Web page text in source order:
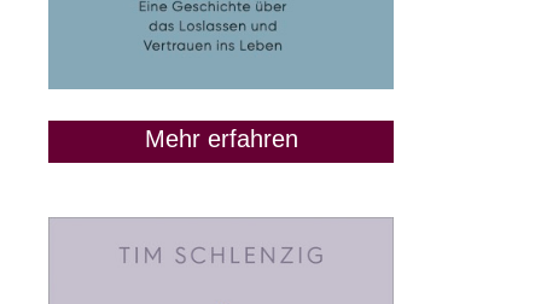
Mehr erfahren